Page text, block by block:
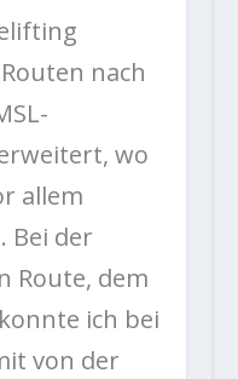
nach
wo
allem
Bei der
Route, dem
ich bei
von der